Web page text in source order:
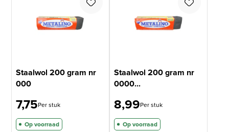
Staalwol 200 gram nr
000
7,75Per stuk
Op voorraad
Staalwol 200 gram nr
0000...
8,99Per stuk
Op voorraad